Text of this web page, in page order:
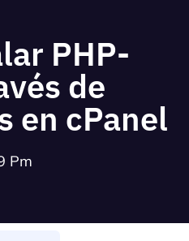
PHP-
de
en cPanel
Pm